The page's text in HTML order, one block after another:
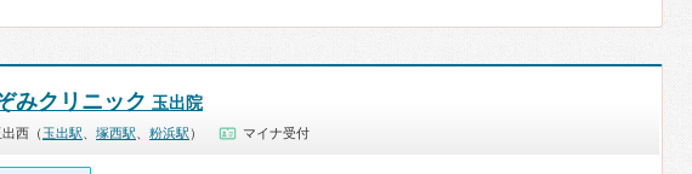
みクリニック 玉出院
西（ 玉出駅 塚西駅 粉浜駅 ） マイナ受付